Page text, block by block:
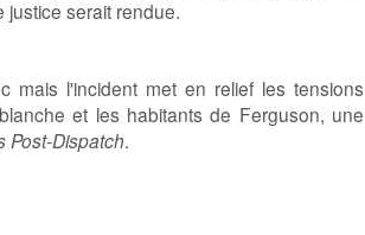
justice serait rendue.
mais l'incident met en relief les tensions
et les habitants de Ferguson, une
Post-Dispatch.